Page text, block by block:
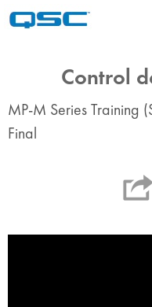
Control
MP-M Series Training
Final